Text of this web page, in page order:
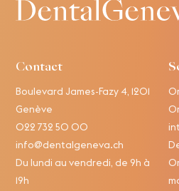
Contact
Boulevard James-Fazy 4, 1201
Genève
022 732 50 00
info@dentalgeneva.ch
Du lundi au vendredi, de 9h à
19h